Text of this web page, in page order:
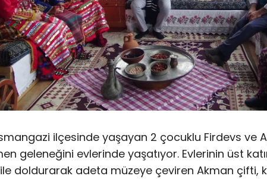
ilçesinde yaşayan 2 çocuklu Firdevs ve
geleneğini evlerinde yaşatıyor. Evlerinin üst
doldurarak adeta müzeye çeviren Akman çifti,